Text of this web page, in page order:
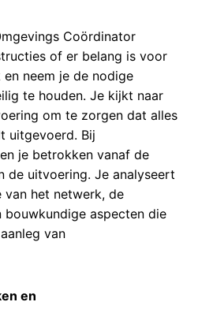
Coördinator
of er belang is voor
neem je de nodige
te houden. Je kijkt naar
om te zorgen dat alles
uitgevoerd. Bij
je betrokken vanaf de
de uitvoering. Je analyseert
het netwerk, de
bouwkundige aspecten die
van
en